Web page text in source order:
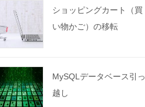
ショッピングカート（買
い物かご）の移転
MySQLデータベース引っ
越し